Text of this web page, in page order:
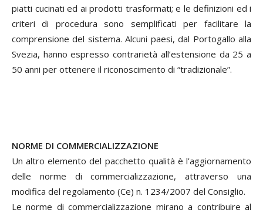
piatti cucinati ed ai prodotti trasformati; e le definizioni ed i
criteri di procedura sono semplificati per facilitare la
comprensione del sistema. Alcuni paesi, dal Portogallo alla
Svezia, hanno espresso contrarietà all’estensione da 25 a
50 anni per ottenere il riconoscimento di “tradizionale”.
NORME DI COMMERCIALIZZAZIONE
Un altro elemento del pacchetto qualità è l’aggiornamento
delle norme di commercializzazione, attraverso una
modifica del regolamento (Ce) n. 1234/2007 del Consiglio.
Le norme di commercializzazione mirano a contribuire al